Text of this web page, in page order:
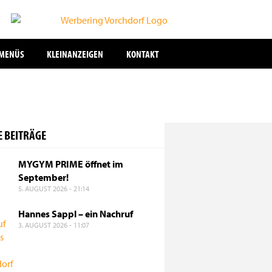
KLEINANZEIGEN KONTAKT
Sappl – ein Nachruf
trauert um langjährigen aktiven Gemeindevertreter und
BEITRÄGE
MYGYM PRIME öffnet im
September!
5. AUGUST 2026 - 21:14
Hannes Sappl – ein Nachruf
3. AUGUST 2026 - 11:07